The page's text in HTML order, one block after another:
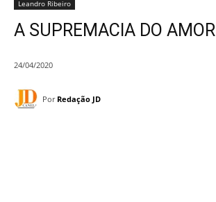
Leandro Ribeiro
A SUPREMACIA DO AMOR
24/04/2020
Por Redação JD